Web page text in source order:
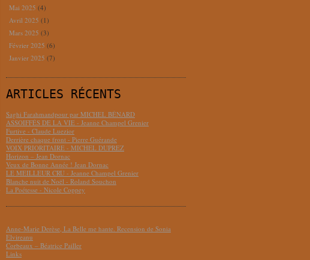
Mai 2025 (4)
Avril 2025 (1)
Mars 2025 (3)
Février 2025 (6)
Janvier 2025 (7)
ARTICLES RÉCENTS
Saghi Farahmandpour par MICHEL BÉNARD
ASSOIFFÉS DE LA VIE - Jeanne Champel Grenier
Furtive - Claude Luezior
Derrière chaque front - Pierre Guérande
VOIX PRIORITAIRE - MICHEL DUPREZ
Horizon – Jean Dornac
Veux de Bonne Année ! Jean Dornac
LE MEILLEUR CRU - Jeanne Champel Grenier
Blanche nuit de Noël - Roland Souchon
La Poétesse - Nicole Coppey
Anne-Marie Derèse, La Belle me hante. Recension de Sonia
Elvireanu
Corbeaux – Béatrice Pailler
Links